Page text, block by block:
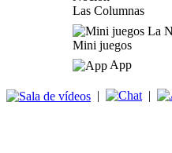
Las Columnas
Mini juegos
App
| |